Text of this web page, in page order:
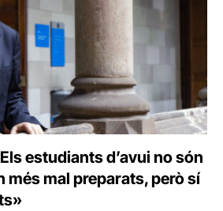
estudiants d’avui no són
més mal preparats, però sí